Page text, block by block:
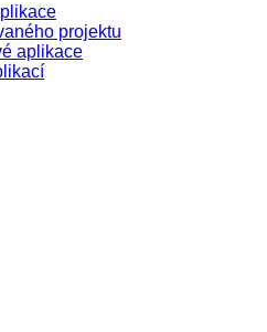
projektu
aplikace